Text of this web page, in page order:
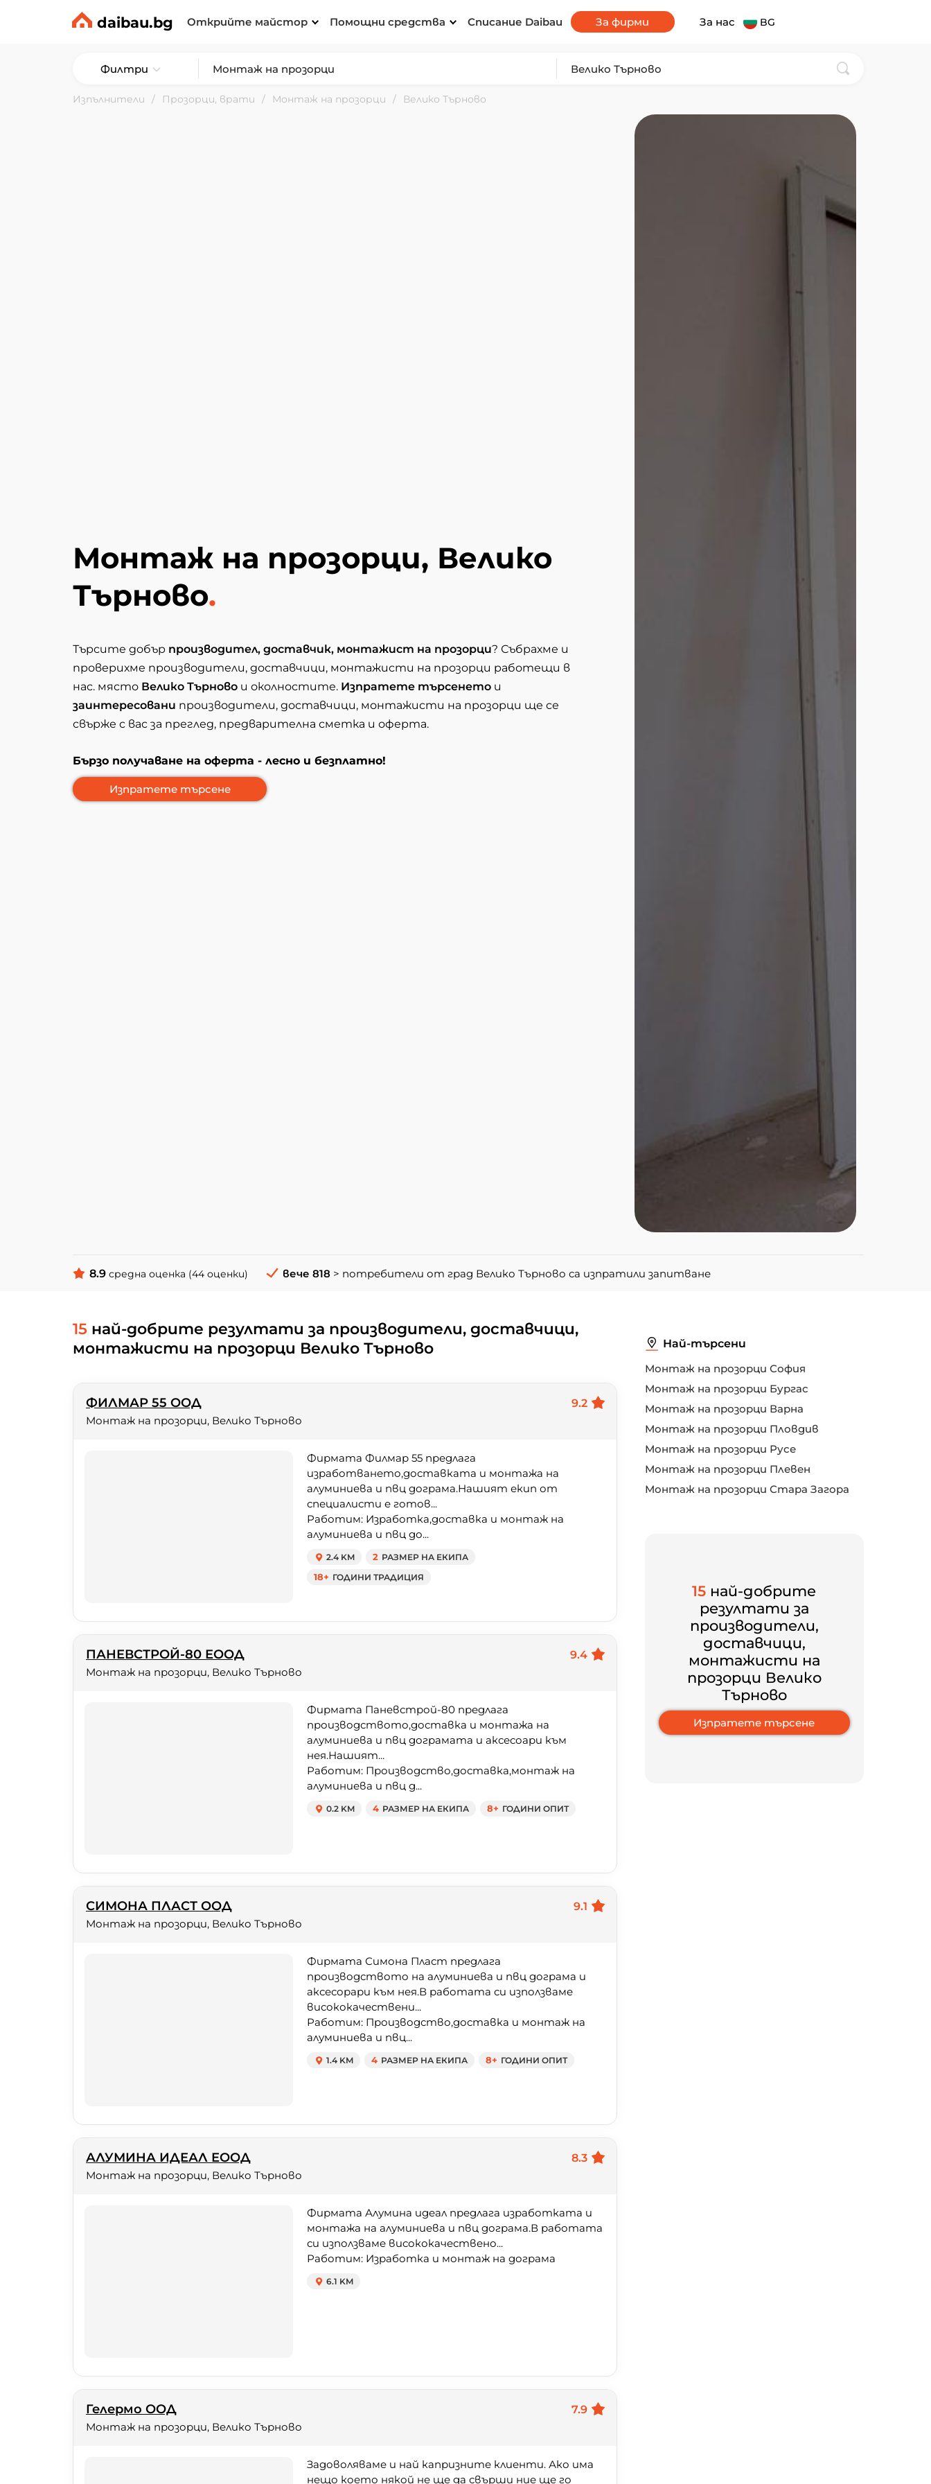
daibau.bg Открийте майстор Помощни средства Списание Daibau За фирми За нас BG
Филтри
Изпълнители Прозорци, врати Монтаж на прозорци Велико Търново
Монтаж на прозорци, Велико
Търново.
Търсите добър производител, доставчик, монтажист на прозорци? Събрахме и
проверихме производители, доставчици, монтажисти на прозорци работещи в
нас. място Велико Търново и околностите. Изпратете търсенето и
заинтересовани производители, доставчици, монтажисти на прозорци ще се
свърже с вас за преглед, предварителна сметка и оферта.
Бързо получаване на оферта - лесно и безплатно!
8.9 средна оценка (44 оценки) вече 818 > потребители от град Велико Търново са изпратили запитване
15 най-добрите резултати за производители, доставчици,
монтажисти на прозорци Велико Търново
ФИЛМАР 55 ООД
9.2
Монтаж на прозорци, Велико Търново
Фирмата Филмар 55 предлага
изработването,доставката и монтажа на
алуминиева и пвц дограма.Нашият екип от
специалисти е готов...
Работим: Изработка,доставка и монтаж на
алуминиева и пвц до...
2.4 KM 2 РАЗМЕР НА ЕКИПА
18+ ГОДИНИ ТРАДИЦИЯ
ПАНЕВСТРОЙ-80 ЕООД
9.4
Монтаж на прозорци, Велико Търново
Фирмата Паневстрой-80 предлага
производството,доставка и монтажа на
алуминиева и пвц дограмата и аксесоари към
нея.Нашият...
Работим: Производство,доставка,монтаж на
алуминиева и пвц д...
0.2 KM 4 РАЗМЕР НА ЕКИПА 8+ ГОДИНИ ОПИТ
СИМОНА ПЛАСТ ООД
9.1
Монтаж на прозорци, Велико Търново
Фирмата Симона Пласт предлага
производството на алуминиева и пвц дограма и
аксесорари към нея.В работата си използваме
висококачествени...
Работим: Производство,доставка и монтаж на
алуминиева и пвц...
1.4 KM 4 РАЗМЕР НА ЕКИПА 8+ ГОДИНИ ОПИТ
АЛУМИНА ИДЕАЛ ЕООД
8.3
Монтаж на прозорци, Велико Търново
Фирмата Алумина идеал предлага изработката и
монтажа на алуминиева и пвц дограма.В работата
си използваме висококачествено...
Работим: Изработка и монтаж на дограма
6.1 KM
Гелермо ООД
7.9
Монтаж на прозорци, Велико Търново
Задоволяваме и най капризните клиенти. Ако има
нещо което някой не ще да свърши ние ще го
Най-търсени
Монтаж на прозорци София
Монтаж на прозорци Бургас
Монтаж на прозорци Варна
Монтаж на прозорци Пловдив
Монтаж на прозорци Русе
Монтаж на прозорци Плевен
Монтаж на прозорци Стара Загора
15 най-добрите
резултати за
производители,
доставчици,
монтажисти на
прозорци Велико
Търново